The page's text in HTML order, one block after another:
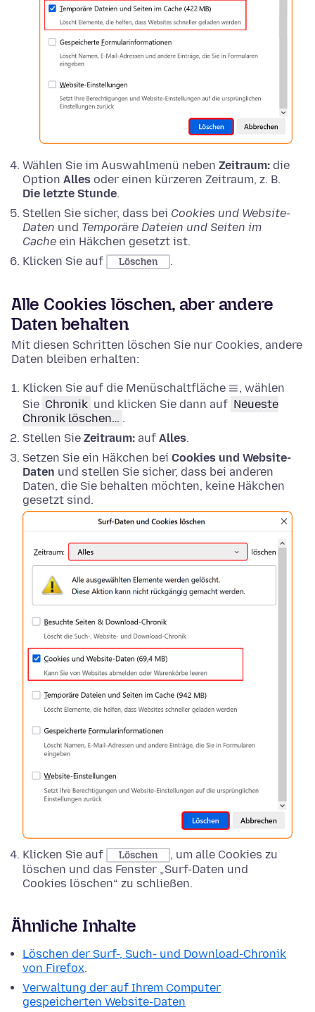
Wählen Sie im Auswahlmenü neben Zeitraum: die
Option Alles oder einen kürzeren Zeitraum, z. B.
Die letzte Stunde.
Stellen Sie sicher, dass bei Cookies und Website-
Daten und Temporäre Dateien und Seiten im
Cache ein Häkchen gesetzt ist.
Klicken Sie auf
Löschen .
Alle Cookies löschen, aber andere
Daten behalten
Mit diesen Schritten löschen Sie nur Cookies, andere
Daten bleiben erhalten:
Klicken Sie auf die Menüschaltfläche
, wählen
Sie Chronik und klicken Sie dann auf Neueste
Chronik löschen… .
Stellen Sie Zeitraum: auf Alles.
Setzen Sie ein Häkchen bei Cookies und Website-
Daten und stellen Sie sicher, dass bei anderen
Daten, die Sie behalten möchten, keine Häkchen
gesetzt sind.
Klicken Sie auf Löschen
, um alle Cookies zu
löschen und das Fenster „Surf-Daten und
Cookies löschen“ zu schließen.
Ähnliche Inhalte
Löschen der Surf-, Such- und Download-Chronik
von Firefox.
Verwaltung der auf Ihrem Computer
gespeicherten Website-Daten